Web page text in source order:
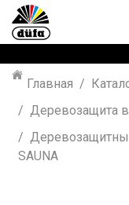
Главная
Деревозащита
SAUNA